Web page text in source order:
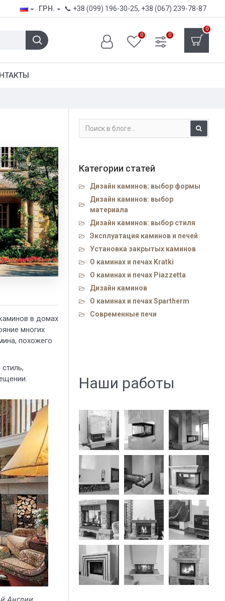
ГРН. 📞 +38 (099) 196-30-25, +38 (067) 239-78-87
0 0
0
в домах
многих
похожего
Категории статей
Дизайн каминов: выбор формы
Дизайн каминов: выбор
материала
Дизайн каминов: выбор стиля
Эксплуатация каминов и печей
Установка закрытых каминов
О каминах и печах Kratki
О каминах и печах Piazzetta
Дизайн каминов
О каминах и печах Spartherm
Современные печи
Наши работы